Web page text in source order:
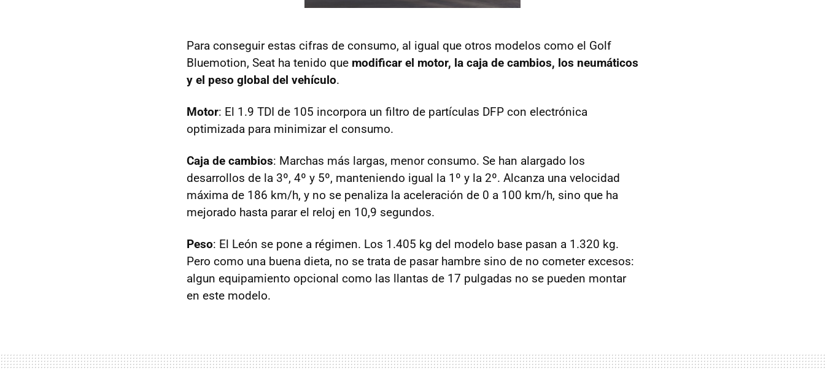
Para conseguir estas cifras de consumo, al igual que otros modelos como el Golf
Bluemotion, Seat ha tenido que modificar el motor, la caja de cambios, los neumáticos
y el peso global del vehículo.
Motor: El 1.9 TDI de 105 incorpora un filtro de partículas DFP con electrónica
optimizada para minimizar el consumo.
Caja de cambios: Marchas más largas, menor consumo. Se han alargado los
desarrollos de la 3º, 4º y 5º, manteniendo igual la 1º y la 2º. Alcanza una velocidad
máxima de 186 km/h, y no se penaliza la aceleración de 0 a 100 km/h, sino que ha
mejorado hasta parar el reloj en 10,9 segundos.
Peso: El León se pone a régimen. Los 1.405 kg del modelo base pasan a 1.320 kg.
Pero como una buena dieta, no se trata de pasar hambre sino de no cometer excesos:
algun equipamiento opcional como las llantas de 17 pulgadas no se pueden montar
en este modelo.